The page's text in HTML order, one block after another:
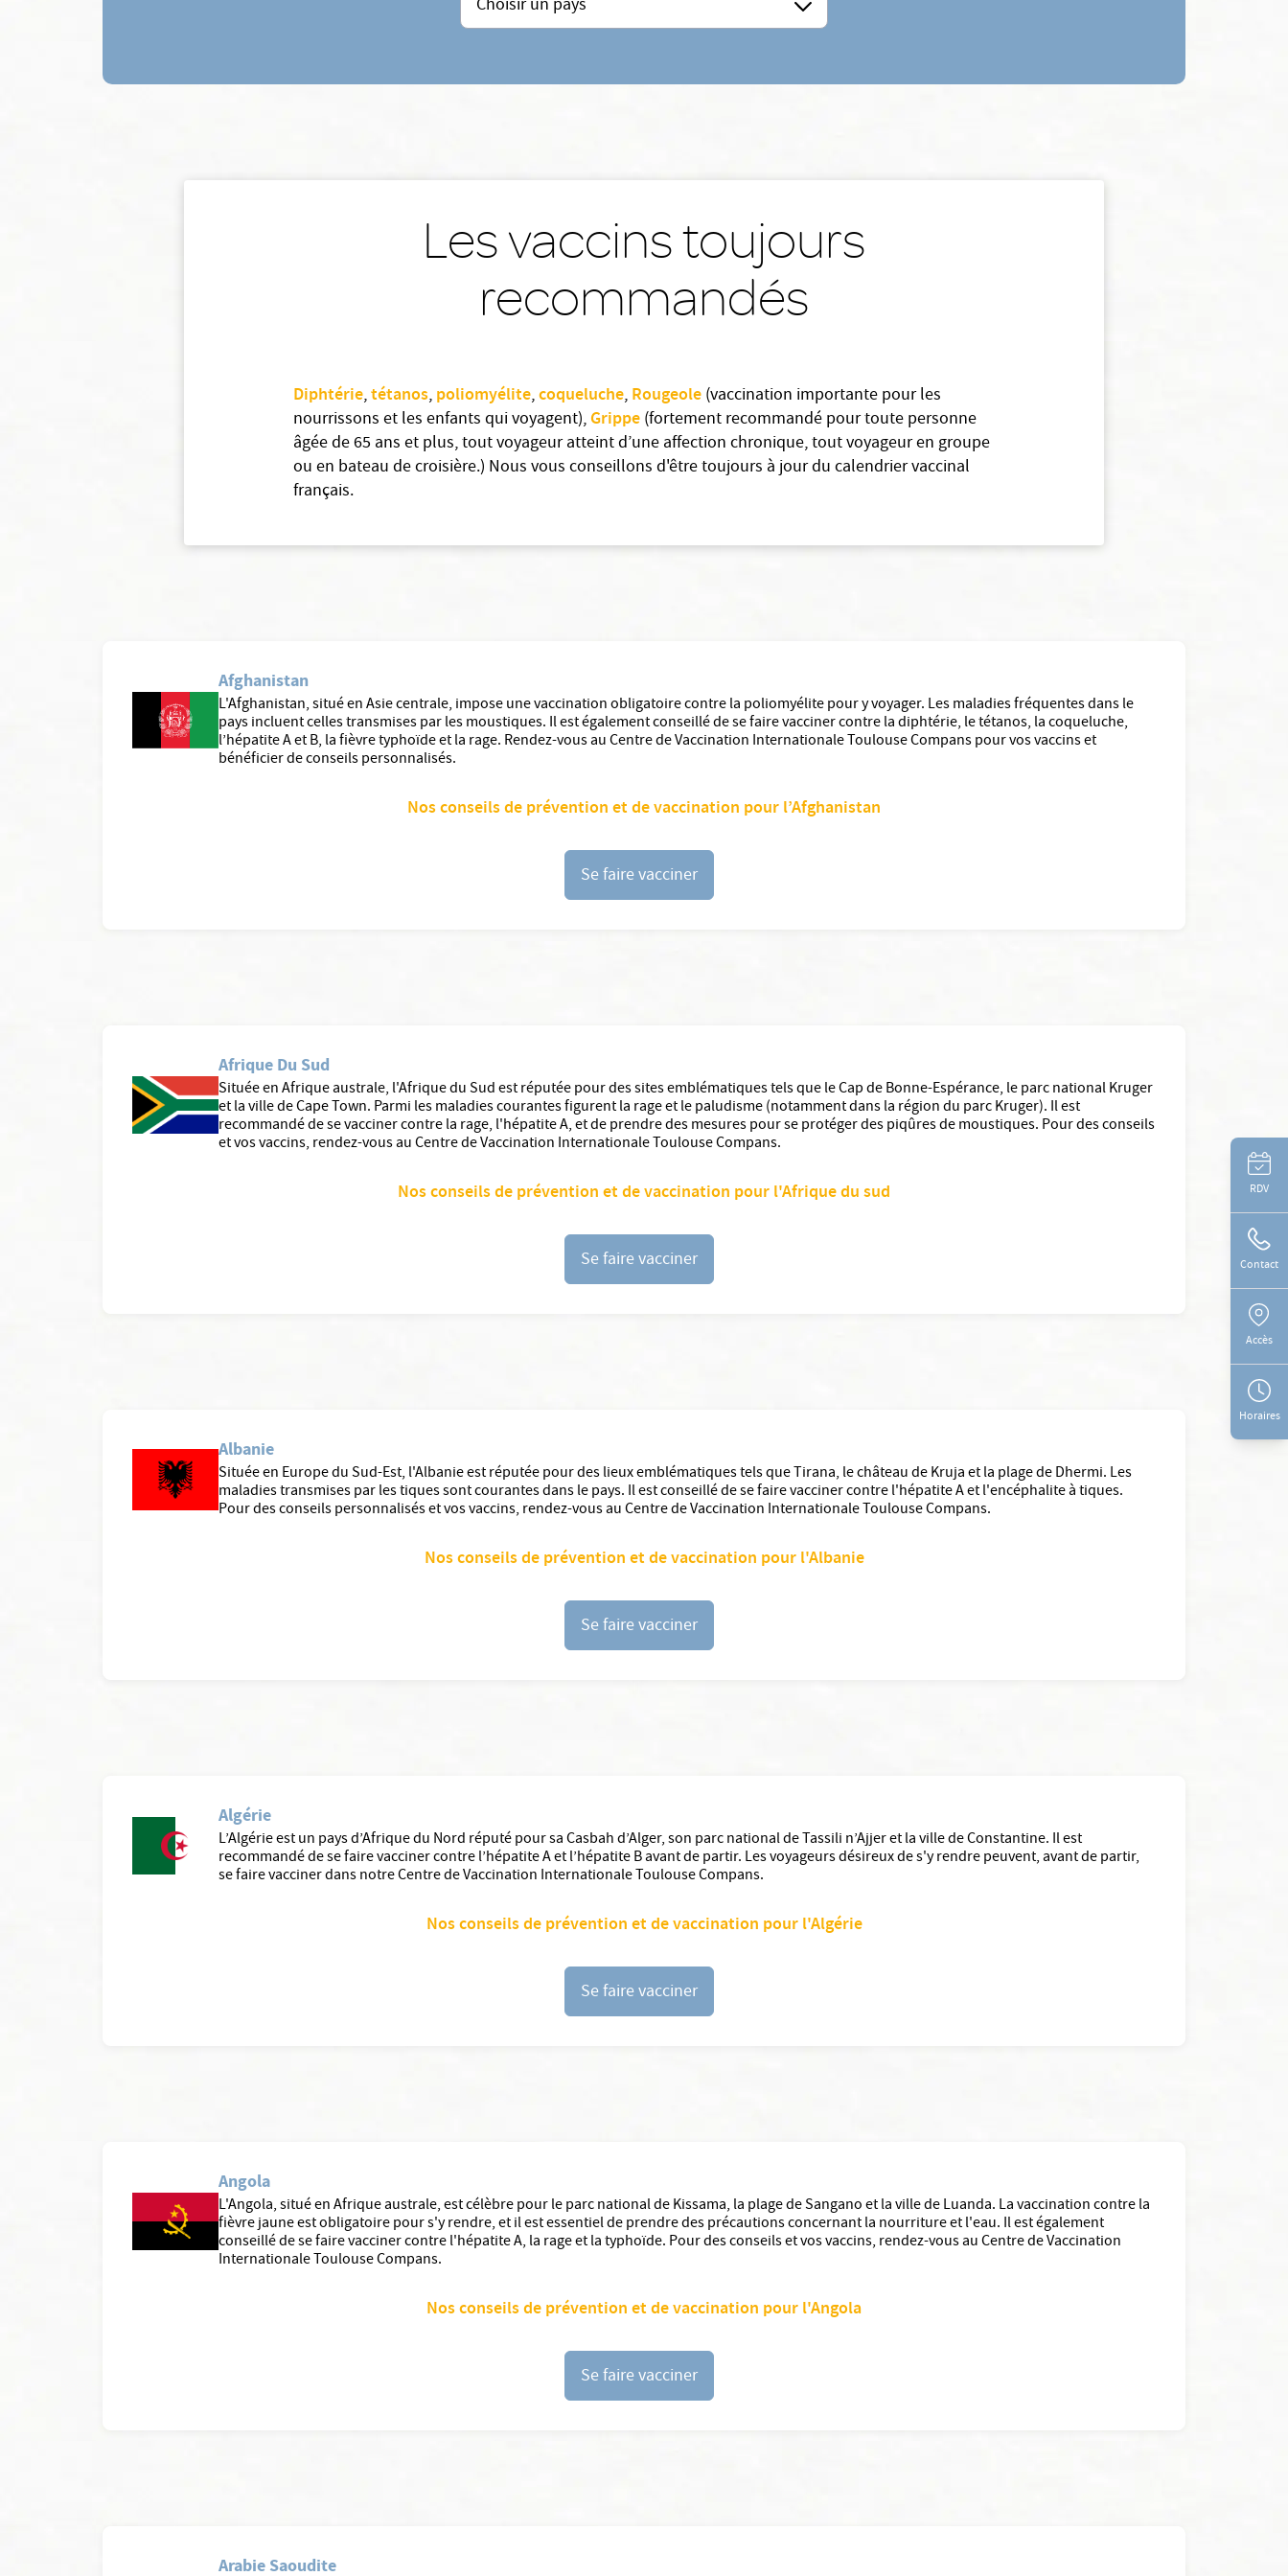
Choisir un pays
Les vaccins toujours
recommandés
Diphtérie,tétanos,poliomyélite,coqueluche,Rougeole(vaccination importante pour les
nourrissons et les enfants qui voyagent),Grippe(fortement recommandé pour toute personne
âgée de 65 ans et plus, tout voyageur atteint d’une affection chronique, tout voyageur en groupe
ou en bateau de croisière.) Nous vous conseillons d'être toujours à jour du calendrier vaccinal
français.
Afghanistan
L'Afghanistan, situé en Asie centrale, impose une vaccination obligatoire contre la poliomyélite pour y voyager. Les maladies fréquentes dans le
pays incluent celles transmises par les moustiques. Il est également conseillé de se faire vacciner contre la diphtérie, le tétanos, la coqueluche,
l’hépatite A et B, la fièvre typhoïde et la rage. Rendez-vous au Centre de Vaccination Internationale Toulouse Compans pour vos vaccins et
bénéficier de conseils personnalisés.
Nos conseils de prévention et de vaccination pour l’Afghanistan
Se faire vacciner
Afrique Du Sud
Située en Afrique australe, l'Afrique du Sud est réputée pour des sites emblématiques tels que le Cap de Bonne-Espérance, le parc national Kruger
et la ville de Cape Town. Parmi les maladies courantes figurent la rage et le paludisme (notamment dans la région du parc Kruger). Il est
recommandé de se vacciner contre la rage, l'hépatite A, et de prendre des mesures pour se protéger des piqûres de moustiques. Pour des conseils
et vos vaccins, rendez-vous au Centre de Vaccination Internationale Toulouse Compans.
Nos conseils de prévention et de vaccination pour l'Afrique du sud
Se faire vacciner
Albanie
Située en Europe du Sud-Est, l'Albanie est réputée pour des lieux emblématiques tels que Tirana, le château de Kruja et la plage de Dhermi. Les
maladies transmises par les tiques sont courantes dans le pays. Il est conseillé de se faire vacciner contre l'hépatite A et l'encéphalite à tiques.
Pour des conseils personnalisés et vos vaccins, rendez-vous au Centre de Vaccination Internationale Toulouse Compans.
Nos conseils de prévention et de vaccination pour l'Albanie
Se faire vacciner
Algérie
L’Algérie est un pays d’Afrique du Nord réputé pour sa Casbah d’Alger, son parc national de Tassili n’Ajjer et la ville de Constantine. Il est
recommandé de se faire vacciner contre l’hépatite A et l’hépatite B avant de partir. Les voyageurs désireux de s'y rendre peuvent, avant de partir,
se faire vacciner dans notre Centre de Vaccination Internationale Toulouse Compans.
Nos conseils de prévention et de vaccination pour l'Algérie
Se faire vacciner
Angola
L'Angola, situé en Afrique australe, est célèbre pour le parc national de Kissama, la plage de Sangano et la ville de Luanda. La vaccination contre la
fièvre jaune est obligatoire pour s'y rendre, et il est essentiel de prendre des précautions concernant la nourriture et l'eau. Il est également
conseillé de se faire vacciner contre l'hépatite A, la rage et la typhoïde. Pour des conseils et vos vaccins, rendez-vous au Centre de Vaccination
Internationale Toulouse Compans.
Nos conseils de prévention et de vaccination pour l'Angola
Se faire vacciner
Arabie Saoudite
RDV
Contact
Accès
Horaires